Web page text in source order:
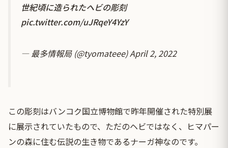
世紀頃に造られたヘビの彫刻
pic.twitter.com/uJRqeY4YzY
— 最多情報局 (@tyomateee)April 2, 2022
この彫刻はバンコク国立博物館で昨年開催された特別展
に展示されていたもので、ただのヘビではなく、ヒマパー
ンの森に住む伝説の生き物であるナーガ神なのです。